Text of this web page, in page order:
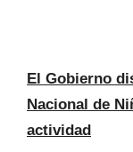
El Gobierno
Nacional de
actividad